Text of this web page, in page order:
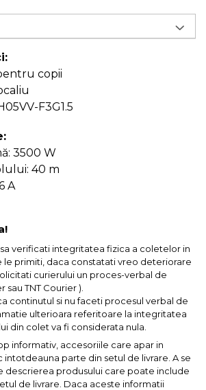
Auto
& Schimbare
Elastice
auto
Litere
Bormasina
&
de Silicon)
de
digitale &
ascutit lant
Circular
copii
F3G1.5
3500 W
40 m
A
verificati integritatea fizica a coletelor in
le primiti, daca constatati vreo deteriorare
curierului un proces-verbal de
sau TNT Courier ).
continutul si nu faceti procesul verbal de
ulterioara referitoare la integritatea
din colet va fi considerata nula.
informativ, accesoriile care apar in
intotdeauna parte din setul de livrare. A se
descrierea produsului care poate include
de livrare. Daca aceste informatii